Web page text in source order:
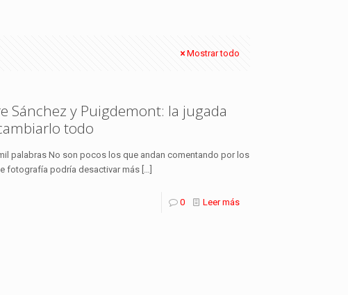
Mostrar todo
Sánchez y Puigdemont: la jugada
todo
palabras No son pocos los que andan comentando por los
fotografía podría desactivar más […]
0 Leer más